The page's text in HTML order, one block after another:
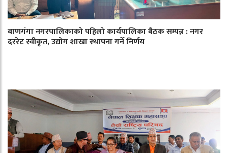
बाणगंगा नगरपालिकाको पहिलो कार्यपालिका बैठक सम्पन्न : नगर
दररेट स्वीकृत, उद्योग शाखा स्थापना गर्ने निर्णय